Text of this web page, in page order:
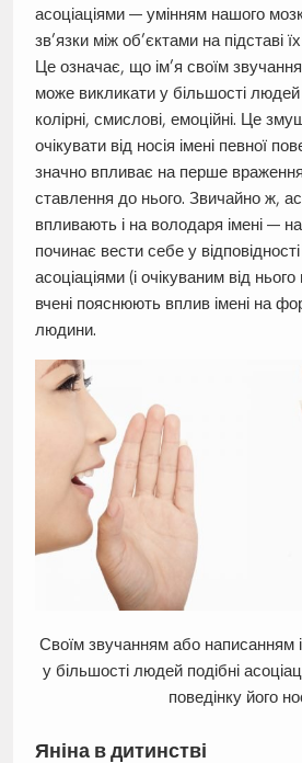
асоціаціями — умінням нашого
зв’язки між об’єктами на підставі
Це означає, що ім’я своїм
може викликати у більшості людей
колірні, смислові, емоційні. Це
очікувати від носія імені певної
значно впливає на перше
ставлення до нього. Звичайно ж,
впливають і на володаря імені —
починає вести себе у
асоціаціями (і очікуваним від
вчені пояснюють вплив імені на
людини.
Своїм звучанням або написанням
у більшості людей подібні
поведінку його
Яніна в дитинстві